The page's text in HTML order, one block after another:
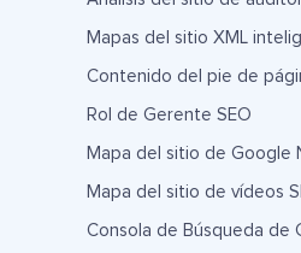
Mapas del sitio XML
Contenido del pie de
Rol de Gerente SEO
Mapa del sitio de Google
Mapa del sitio de vídeos
Consola de Búsqueda de